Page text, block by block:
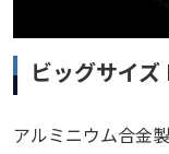
ビッグサイ
アルミニウム合金